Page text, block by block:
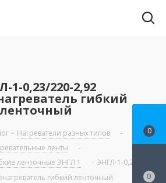
1-0,23/220-2,92
гибкий
ленточный
- Нагреватели разных типов
-
ленты
-
ленточные ЭНГЛ 1
- ЭНГЛ-1-0,23/220-
гибкий ленточный
0
0